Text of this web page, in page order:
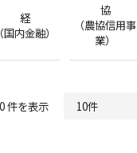
経
（国内金融）
協
（農協信用事
業）
件を表示